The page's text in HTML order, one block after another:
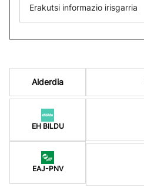
Erakutsi informazio irisgarria
Alderdia
EH BILDU
EAJ-PNV